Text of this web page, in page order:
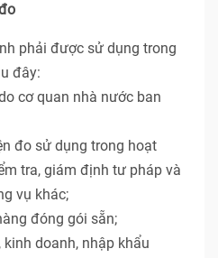
phải được sử dụng trong
đây:
cơ quan nhà nước ban
đo sử dụng trong hoạt
tra, giám định tư pháp và
vụ khác;
đóng gói sẵn;
doanh, nhập khẩu